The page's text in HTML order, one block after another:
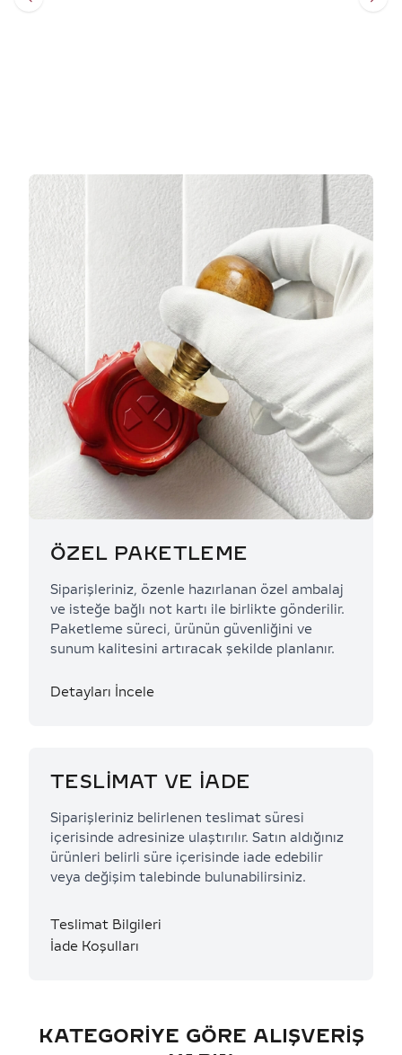
ÖZEL PAKETLEME
Siparişleriniz, özenle hazırlanan özel ambalaj
ve isteğe bağlı not kartı ile birlikte gönderilir.
Paketleme süreci, ürünün güvenliğini ve
sunum kalitesini artıracak şekilde planlanır.
Detayları İncele
TESLİMAT VE İADE
Siparişleriniz belirlenen teslimat süresi
içerisinde adresinize ulaştırılır. Satın aldığınız
ürünleri belirli süre içerisinde iade edebilir
veya değişim talebinde bulunabilirsiniz.
Teslimat Bilgileri
İade Koşulları
KATEGORIYE GÖRE ALIŞVERIŞ